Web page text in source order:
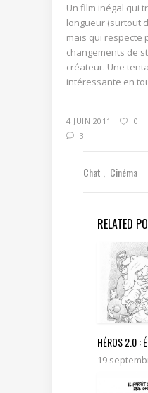
Un film inégal qui
longueur (surtout
mais qui respecte
changements de
créateur. Une
intéressante en
4 JUIN 2011
0
3
Chat Cinéma
RELATED
HÉROS 2.0 :
19